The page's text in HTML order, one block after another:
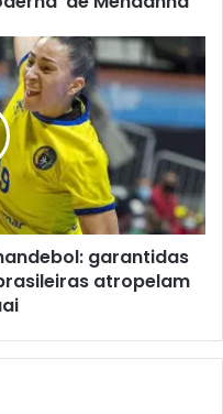
garantidas
atropelam